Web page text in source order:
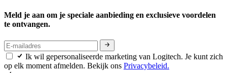
Meld je aan om je speciale aanbieding en exclusieve voordelen
te ontvangen.
Ik wil gepersonaliseerde marketing van Logitech. Je kunt zich
op elk moment afmelden. Bekijk ons Privacybeleid.